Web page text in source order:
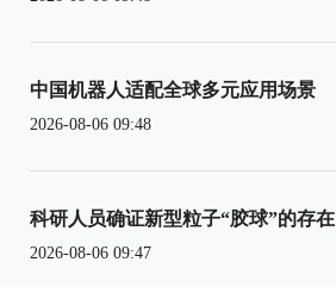
中国机器人适配全球多元应用场景
2026-08-06 09:48
科研人员确证新型粒子“胶球”的存在
2026-08-06 09:47